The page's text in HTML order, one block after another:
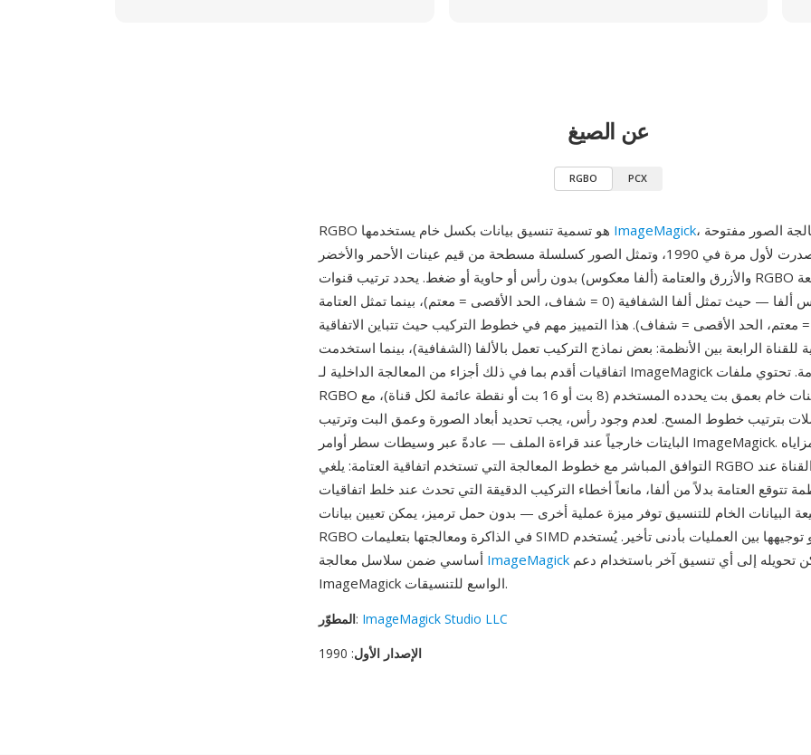
عن الصيغ
RGBO PCX
ImageMagick، حزمة معالجة الصور مفتوحة
المصدر التي صدرت لأول مرة في 1990، وتمثل الصور كسلسلة مسطحة من قيم عينات الأحمر والأخضر
والأزرق والعتامة (ألفا معكوس) بدون رأس أو حاوية أو ضغط. يحدد ترتيب قنوات RGBO أن القناة الرابعة
هي العتامة وليس ألفا — حيث تمثل ألفا الشفافية (0 = شفاف، الحد الأقصى = معتم)، بينما تمثل العتامة
العكس (0 = معتم، الحد الأقصى = شفاف). هذا التمييز مهم في خطوط التركيب حيث تتباين الاتفاقية
للقناة الرابعة بين الأنظمة: بعض نماذج التركيب تعمل بالألفا (الشفافية)، بينما استخدمت
اتفاقيات أقدم بما في ذلك أجزاء من المعالجة الداخلية لـ ImageMagick تاريخياً العتامة. تحتوي ملفات
RGBO على بيانات عينات خام بعمق بت يحدده المستخدم (8 بت أو 16 بت أو نقطة عائمة لكل قناة)، مع
بترتيب خطوط المسح. لعدم وجود رأس، يجب تحديد أبعاد الصورة وعمق البت وترتيب
البايتات خارجياً عند قراءة الملف — عادةً عبر وسيطات سطر أوامر ImageMagick. من أبرز مزاياه
التوافق المباشر مع خطوط المعالجة التي تستخدم اتفاقية العتامة: يلغي RGBO الحاجة لعكس القناة عند
تتوقع العتامة بدلاً من ألفا، مانعاً أخطاء التركيب الدقيقة التي تحدث عند خلط اتفاقيات
البيانات الخام للتنسيق توفر ميزة عملية أخرى — بدون حمل ترميز، يمكن تعيين بيانات
RGBO في الذاكرة ومعالجتها بتعليمات SIMD أو توجيهها بين العمليات بأدنى تأخير. يُستخدم RGBO بشكل
ImageMagick
ImageMagick الواسع للتنسيقات.
المطوّر: ImageMagick Studio LLC
الإصدار الأول: 1990